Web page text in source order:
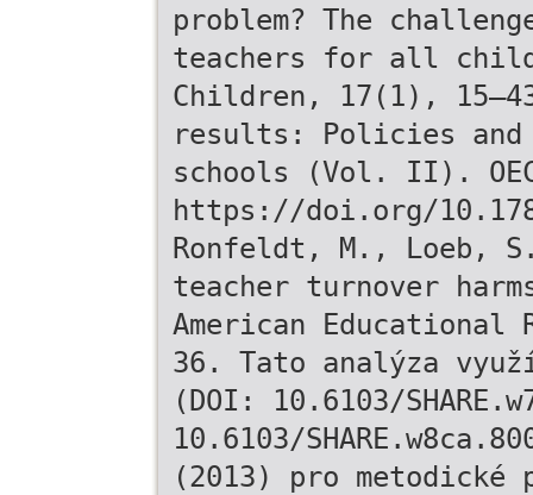
problem? The
teachers for all
Children, 17(1),
results: Policies
schools (Vol. II).
https://doi.org/
Ronfeldt, M., Loeb,
teacher turnover
American
36. Tato analýza
(DOI: 10.6103/
10.6103/
(2013) pro metodické